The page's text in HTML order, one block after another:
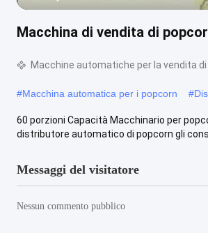
Macchina di vendita di
Macchine automatiche per la vendita
#Macchina automatica per i popcorn #
60 porzioni Capacità Macchinario per
distributore automatico di popcorn gli
Messaggi del visitatore
Nessun commento pubblico